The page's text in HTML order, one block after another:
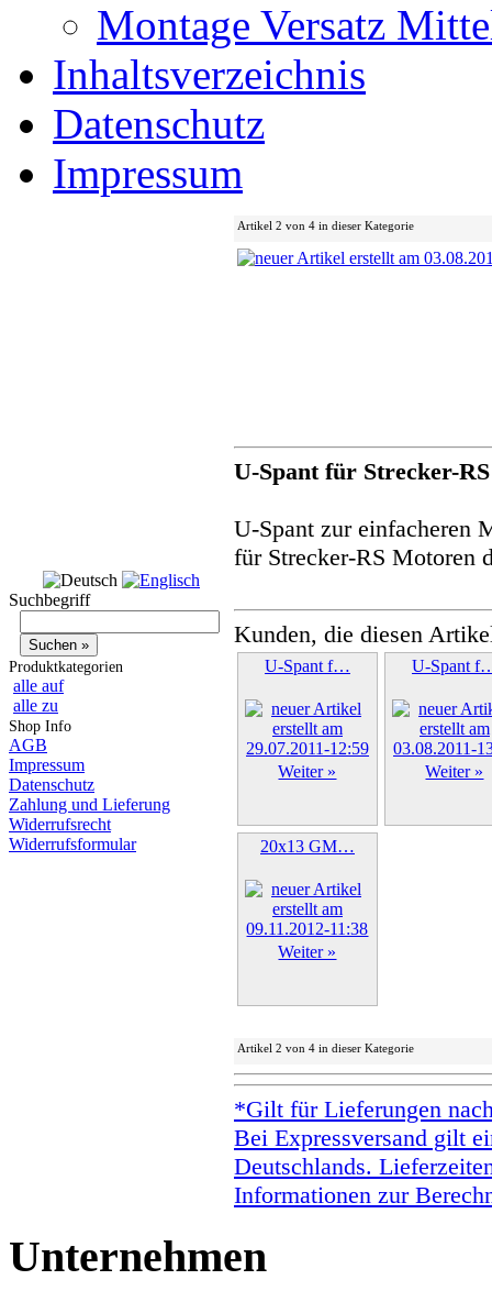
Montage Versatz
Inhaltsverzeichnis
Datenschutz
Impressum
Suchbegriff
Produktkategorien
alle auf
alle zu
Shop Info
AGB
Impressum
Datenschutz
Zahlung und Lieferung
Widerrufsrecht
Widerrufsformular
Artikel 2 von 4 in dieser Kategorie
U-Spant für Strecker-
U-Spant zur einfacheren
für Strecker-RS Motoren
Kunden, die diesen
U-Spant f…
Weiter »
U-Spant
Weiter »
20x13 GM…
Weiter »
Artikel 2 von 4 in dieser Kategorie
*Gilt für Lieferungen
Bei Expressversand gilt
Deutschlands.
Informationen zur
Unternehmen